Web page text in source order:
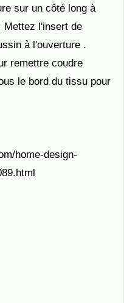
sur un côté long à
Mettez l'insert de
à l'ouverture .
remettre coudre
le bord du tissu pour
home-design-